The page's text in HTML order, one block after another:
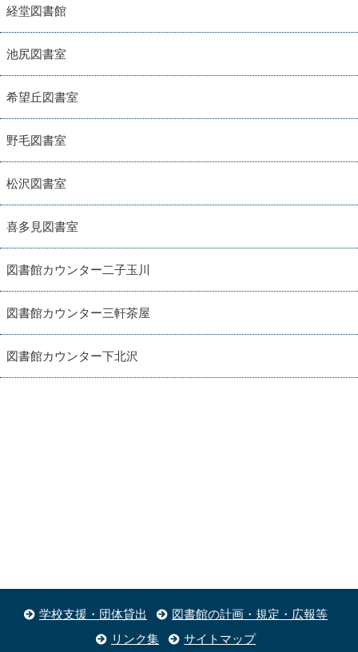
経堂図書館
池尻図書室
希望丘図書室
野毛図書室
松沢図書室
喜多見図書室
図書館カウンター二子玉川
図書館カウンター三軒茶屋
図書館カウンター下北沢
学校支援・団体貸出
図書館の計画・規定・広報等
リンク集
サイトマップ